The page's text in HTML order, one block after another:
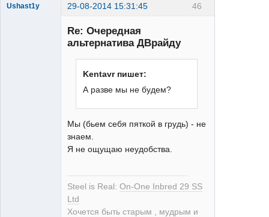
46
Ushast1y 29-08-2014 15:31:45
Re: Очередная
альтернатива ДВрайду
Kentavr пишет:
А разве мы не будем?
Мы (бьем себя пяткой в грудь) - не
знаем.
Я не ощущаю неудобства.
Steel is Real: On-One Inbred 29 SS
Ltd
Хочется быть старым , мудрым и